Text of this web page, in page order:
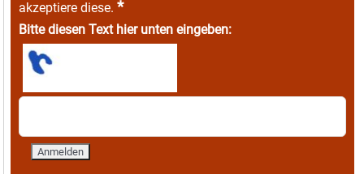
akzeptiere diese. *
Bitte diesen Text hier unten eingeben: